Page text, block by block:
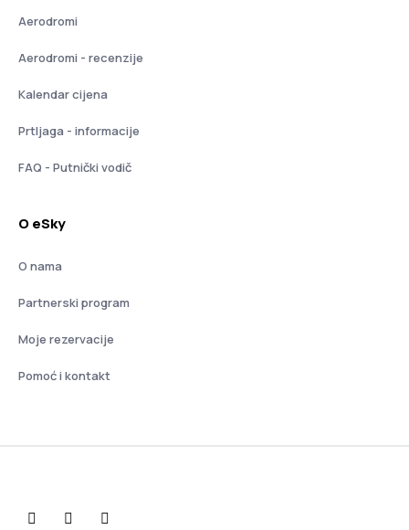
Aerodromi
Aerodromi - recenzije
Kalendar cijena
Prtljaga - informacije
FAQ - Putnički vodič
O eSky
O nama
Partnerski program
Moje rezervacije
Pomoć i kontakt